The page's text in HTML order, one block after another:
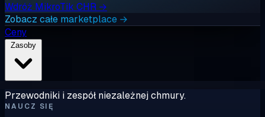
Wdróż MikroTik CHR →
Zobacz całe marketplace →
Ceny
Przewodniki i zespół niezależnej chmury.
NAUCZ SIĘ